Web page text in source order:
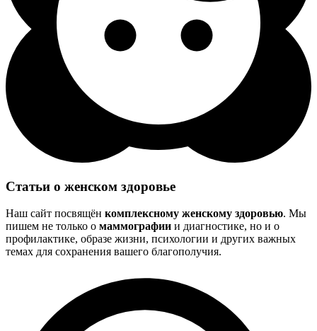
Статьи о женском здоровье
Наш сайт посвящён комплексному женскому здоровью. Мы
пишем не только о маммографии и диагностике, но и о
профилактике, образе жизни, психологии и других важных
темах для сохранения вашего благополучия.